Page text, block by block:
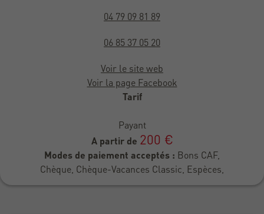
04 79 09 81 89
06 85 37 05 20
Voir le site web
Voir la page Facebook
Tarif
Payant
A partir de 200 €
Modes de paiement acceptés : Bons CAF,
Chèque, Chèque-Vacances Classic, Espèces,